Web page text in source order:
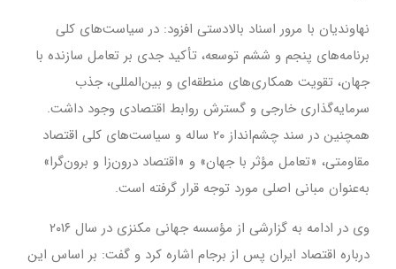
نهاوندیان با مرور اسناد بالادستی افزود: در سیاست‌های کلی
برنامه‌های پنجم و ششم توسعه، تأکید جدی بر تعامل سازنده با
جهان، تقویت همکاری‌های منطقه‌ای و بین‌المللی، جذب
سرمایه‌گذاری خارجی و گسترش روابط اقتصادی وجود داشت.
همچنین در سند چشم‌انداز ۲۰ ساله و سیاست‌های کلی اقتصاد
مقاومتی، «تعامل مؤثر با جهان» و «اقتصاد درون‌زا و برون‌گرا»
به‌عنوان مبانی اصلی مورد توجه قرار گرفته است.
وی در ادامه به گزارشی از مؤسسه جهانی مکنزی در سال ۲۰۱۶
درباره اقتصاد ایران پس از برجام اشاره کرد و گفت: بر اساس این